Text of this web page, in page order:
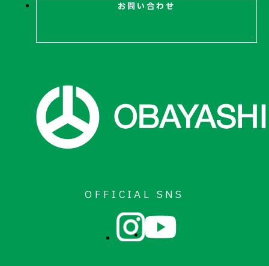
お問い合わせ
OFFICIAL SNS